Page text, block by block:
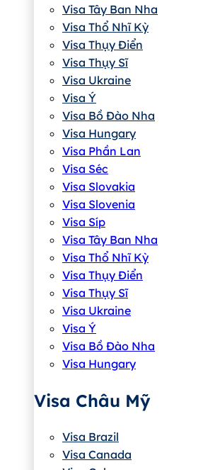
Visa Tây Ban Nha
Visa Thổ Nhĩ Kỳ
Visa Thụy Điển
Visa Thụy Sĩ
Visa Ukraine
Visa Ý
Visa Bồ Đào Nha
Visa Hungary
Visa Phần Lan
Visa Séc
Visa Slovakia
Visa Slovenia
Visa Síp
Visa Tây Ban Nha
Visa Thổ Nhĩ Kỳ
Visa Thụy Điển
Visa Thụy Sĩ
Visa Ukraine
Visa Ý
Visa Bồ Đào Nha
Visa Hungary
Visa Châu Mỹ
Visa Brazil
Visa Canada